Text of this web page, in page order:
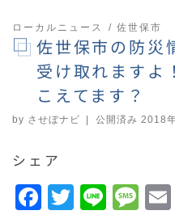
ローカルニュース 佐世保市
佐世保市の防災
受け取れますよ
こえてます？
by させぼナビ | 公開済み 2018
シェア
F T Li M